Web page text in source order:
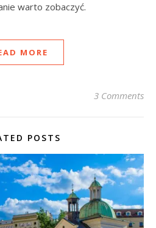
warto zobaczyć.
MORE
3 Comments
POSTS